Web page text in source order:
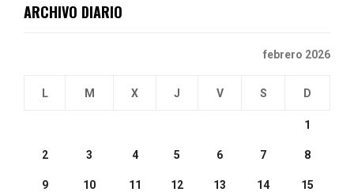
ARCHIVO DIARIO
febrero 2026
L M X J V S D
1
2 3 4 5 6 7 8
9 10 11 12 13 14 15